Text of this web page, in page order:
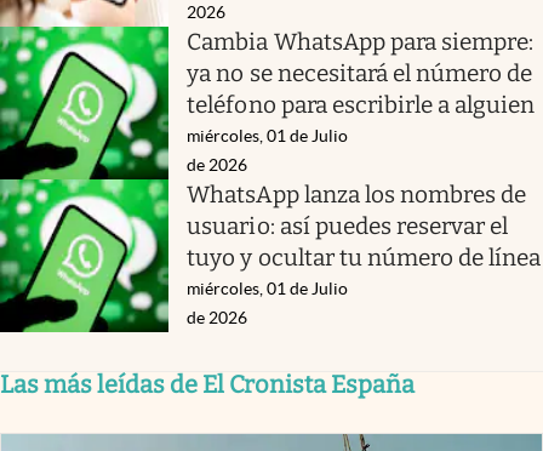
2026
Cambia WhatsApp para siempre:
ya no se necesitará el número de
teléfono para escribirle a alguien
miércoles, 01 de Julio
de 2026
WhatsApp lanza los nombres de
usuario: así puedes reservar el
tuyo y ocultar tu número de línea
miércoles, 01 de Julio
de 2026
Las más leídas de El Cronista España